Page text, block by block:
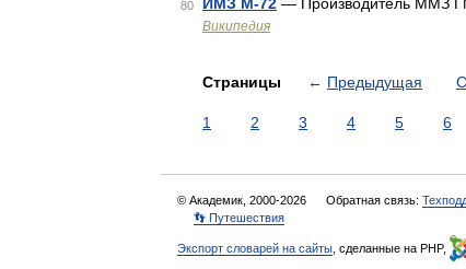
80
Википедия
Страницы ← Предыдущая
1 2 3 4 5 6
© Академик, 2000-2026 Обратная связь:
👣 Путешествия
Экспорт словарей на сайты , сделанные на PHP,